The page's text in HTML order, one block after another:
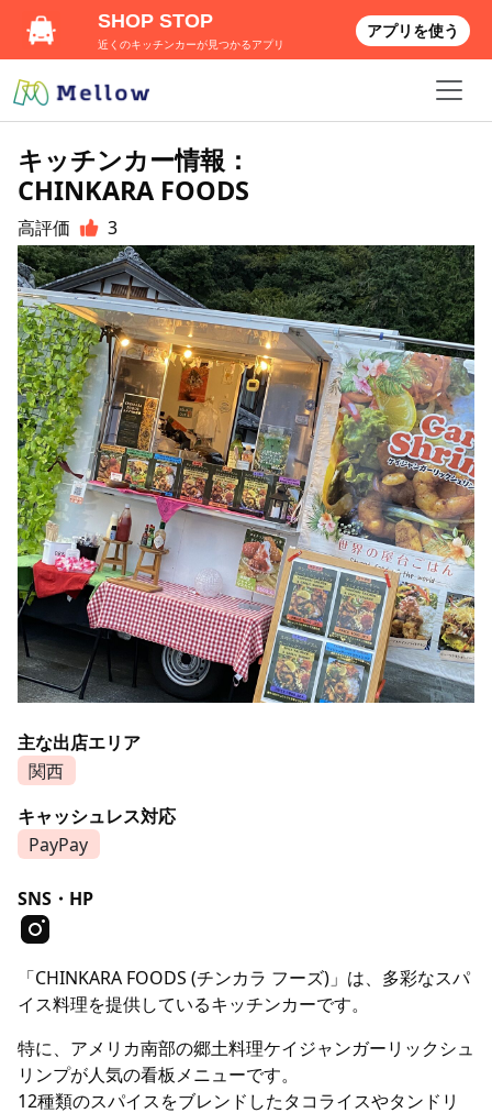
キッチンカー情報：
CHINKARA FOODS
高評価 3
主な出店エリア
関西
キャッシュレス対応
PayPay
SNS・HP
「CHINKARA FOODS (チンカラ フーズ)」は、多彩なスパ
イス料理を提供しているキッチンカーです。
特に、アメリカ南部の郷土料理ケイジャンガーリックシュ
リンプが人気の看板メニューです。
12種類のスパイスをブレンドしたタコライスやタンドリ
SHOP STOP
近くのキッチンカーが見つかるアプリ
アプリを使う